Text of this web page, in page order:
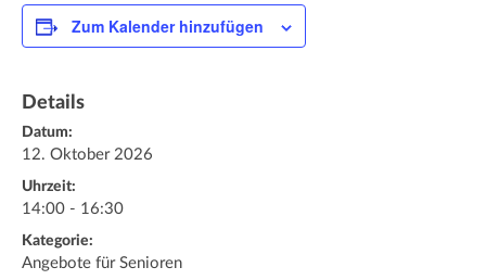
Zum Kalender hinzufügen
Details
Datum:
12. Oktober 2026
Uhrzeit:
14:00 - 16:30
Kategorie:
Angebote für Senioren